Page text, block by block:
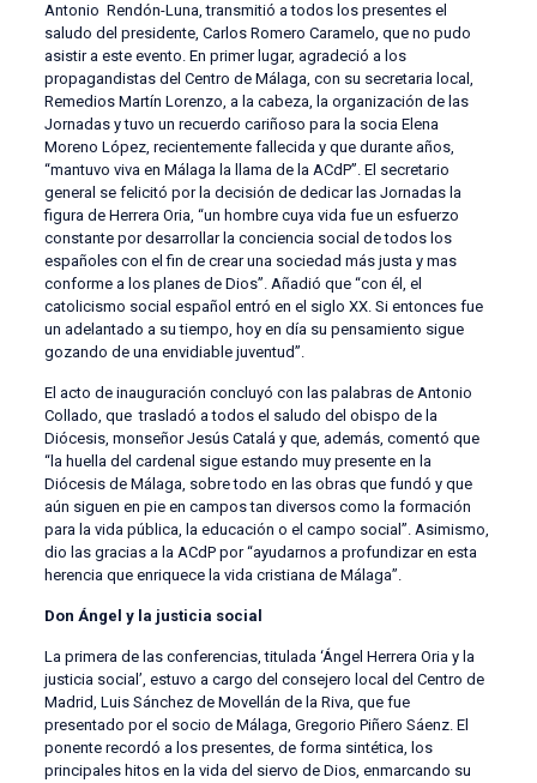
Antonio Rendón-Luna, transmitió a todos los presentes el
saludo del presidente, Carlos Romero Caramelo, que no pudo
asistir a este evento. En primer lugar, agradeció a los
propagandistas del Centro de Málaga, con su secretaria local,
Remedios Martín Lorenzo, a la cabeza, la organización de las
Jornadas y tuvo un recuerdo cariñoso para la socia Elena
Moreno López, recientemente fallecida y que durante años,
“mantuvo viva en Málaga la llama de la ACdP”. El secretario
general se felicitó por la decisión de dedicar las Jornadas la
figura de Herrera Oria, “un hombre cuya vida fue un esfuerzo
constante por desarrollar la conciencia social de todos los
españoles con el fin de crear una sociedad más justa y mas
conforme a los planes de Dios”. Añadió que “con él, el
catolicismo social español entró en el siglo XX. Si entonces fue
un adelantado a su tiempo, hoy en día su pensamiento sigue
gozando de una envidiable juventud”.
El acto de inauguración concluyó con las palabras de Antonio
Collado, que trasladó a todos el saludo del obispo de la
Diócesis, monseñor Jesús Catalá y que, además, comentó que
“la huella del cardenal sigue estando muy presente en la
Diócesis de Málaga, sobre todo en las obras que fundó y que
aún siguen en pie en campos tan diversos como la formación
para la vida pública, la educación o el campo social”. Asimismo,
dio las gracias a la ACdP por “ayudarnos a profundizar en esta
herencia que enriquece la vida cristiana de Málaga”.
Don Ángel y la justicia social
La primera de las conferencias, titulada ‘Ángel Herrera Oria y la
justicia social’, estuvo a cargo del consejero local del Centro de
Madrid, Luis Sánchez de Movellán de la Riva, que fue
presentado por el socio de Málaga, Gregorio Piñero Sáenz. El
ponente recordó a los presentes, de forma sintética, los
principales hitos en la vida del siervo de Dios, enmarcando su